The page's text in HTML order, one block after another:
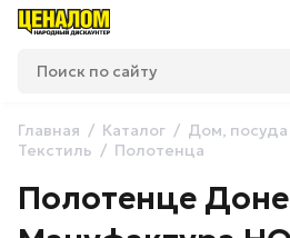
Главная Каталог
Дом, посуда
Текстиль
Полотенца
Полотенце